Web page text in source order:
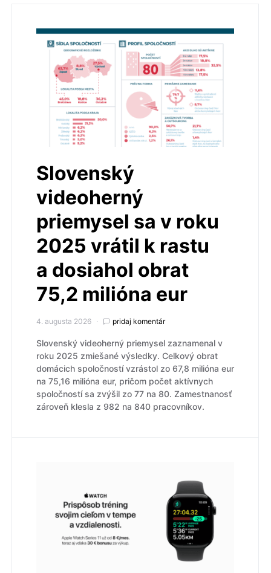
Slovenský
videoherný
priemysel sa v roku
2025 vrátil k rastu
a dosiahol obrat
75,2 milióna eur
4. augusta 2026 pridaj komentár
Slovenský videoherný priemysel zaznamenal v
roku 2025 zmiešané výsledky. Celkový obrat
domácich spoločností vzrástol zo 67,8 milióna eur
na 75,16 milióna eur, pričom počet aktívnych
spoločností sa zvýšil zo 77 na 80. Zamestnanosť
zároveň klesla z 982 na 840 pracovníkov.